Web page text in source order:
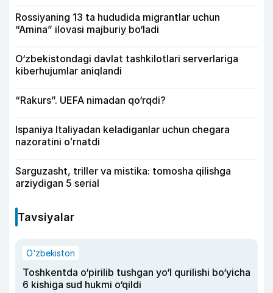
Rossiyaning 13 ta hududida migrantlar uchun
“Amina” ilovasi majburiy bo‘ladi
O‘zbekistondagi davlat tashkilotlari serverlariga
kiberhujumlar aniqlandi
“Rakurs”. UEFA nimadan qo‘rqdi?
Ispaniya Italiyadan keladiganlar uchun chegara
nazoratini oʻrnatdi
Sarguzasht, triller va mistika: tomosha qilishga
arziydigan 5 serial
Tavsiyalar
O‘zbekiston
Toshkentda o‘pirilib tushgan yo‘l qurilishi bo‘yicha
6 kishiga sud hukmi o‘qildi